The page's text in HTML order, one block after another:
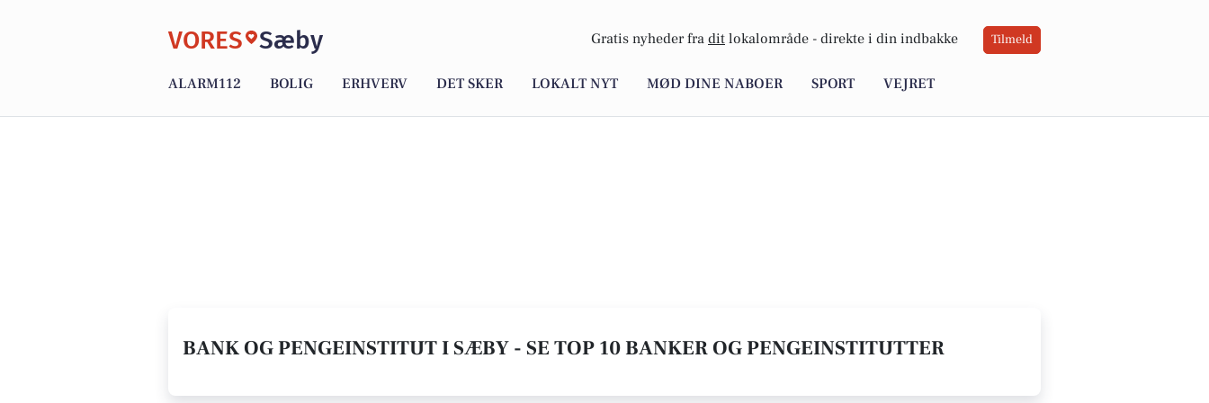
VORES Sæby Gratis nyheder fra dit lokalområde - direkte i din indbakke Tilmeld
ALARM112 BOLIG ERHVERV DET SKER LOKALT NYT MØD DINE NABOER SPORT VEJRET
BANK OG PENGEINSTITUT I SÆBY - SE TOP 10 BANKER OG PENGEINSTITUTTER